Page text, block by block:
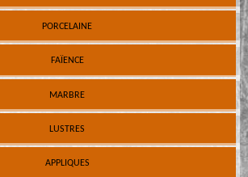
PORCELAINE
FAÏENCE
MARBRE
LUSTRES
APPLIQUES